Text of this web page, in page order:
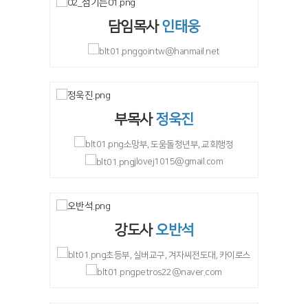
담임목사인태웅
gointw@hanmail.net
부목사정욱진
소망부, 도움돌청년부, 교회행정
jlovej1015@gmail.com
강도사오반석
초등부, 실버교구, 겨자씨전도대, 카이로스
petros22@naver.com